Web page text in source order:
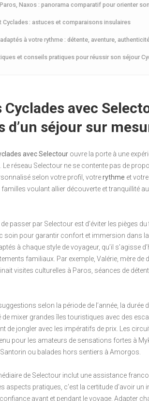
Naxos : panorama comparatif pour orienter
Cyclades : astuces et comparaisons insulaires
à votre rythme : détente, aventure,
et conseils pratiques pour réussir son séjour
Cyclades avec
d’un séjour sur
avec Selectour ouvre la porte à une
réseau Selectour ne se contente pas de
selon votre profil, votrerythme et votre
familles voulant allier découverte et tranquillité
passer par Selectour est d’éviter les pièges
soin pour garantir confort et immersion dans
à chaque style de voyageur, qu’il s’agisse
familiaux. Par exemple, Valérie, mère de
visites culturelles à Paros, séances de
selon la période de l’année, la
mixer grandes îles touristiques avec des
de jongler avec les impératifs de prix. Les
pour les amateurs de sensations fortes à
ou balades hors sentiers à Amorgos.
de Selectour inclut une assistance
aspects pratiques, c’est la certitude d’avoir
avant et pendant le voyage. Adapter